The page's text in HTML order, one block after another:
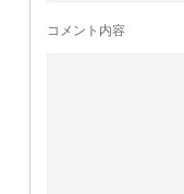
コメント内容